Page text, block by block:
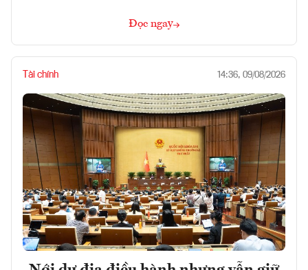
Đọc ngay
Tài chính 14:36, 09/08/2026